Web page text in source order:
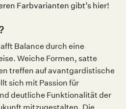
Farbvarianten gibt’s hier!
Balance durch eine
Weiche Formen, satte
treffen auf avantgardistische
sich mit Passion für
deutliche Funktionalität der